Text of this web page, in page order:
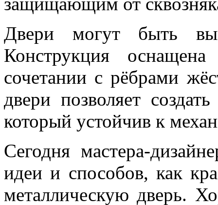
Двери могут быть
Конструкция
сочетании с рёбрами
двери позволяет
который устойчив к
Сегодня мастера-
идеи и способов, как
металлическую дверь.